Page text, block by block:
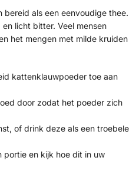
bereid als een eenvoudige thee.
licht bitter. Veel mensen
het mengen met milde kruiden
kattenklauwpoeder toe aan
door zodat het poeder zich
of drink deze als een troebele
portie en kijk hoe dit in uw